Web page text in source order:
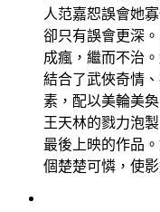
人范嘉恕誤會她
卻只有誤會更深
成瘋，繼而不治
結合了武俠奇情
素，配以美輪美
王天林的戮力泡
最後上映的作品
個楚楚可憐，使